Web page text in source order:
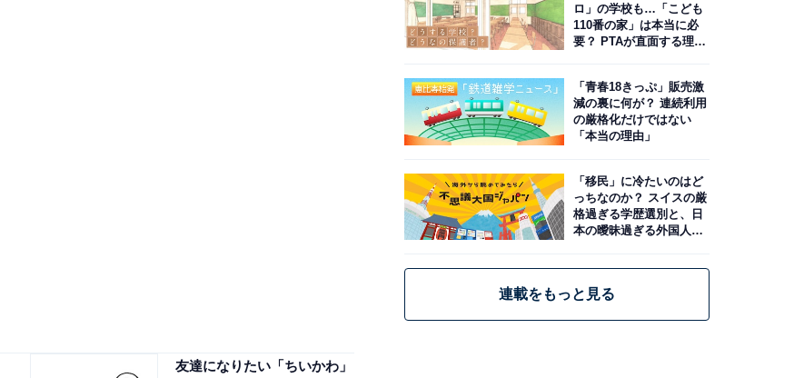
友達になりたい「ちいかわ」
ロ」の学校も…「こども
110番の家」は本当に必
要？ PTAが直面する理想
「青春18きっぷ」販売激
減の裏に何が？ 連続利用
の厳格化だけではない
「本当の理由」
「移民」に冷たいのはど
っちなのか？ スイスの厳
格過ぎる学歴選別と、日
本の曖昧過ぎる外国人政
連載をもっと見る